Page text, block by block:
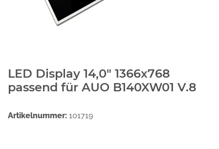
LED Display 14,0" 1366x768
passend für AUO B140XW01 V.8
Artikelnummer: 101719